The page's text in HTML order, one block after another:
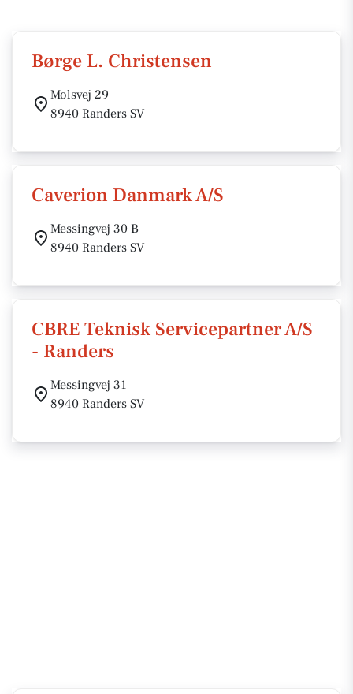
Børge L. Christensen
Molsvej 29
8940 Randers SV
Caverion Danmark A/S
Messingvej 30 B
8940 Randers SV
CBRE Teknisk Servicepartner A/S
- Randers
Messingvej 31
8940 Randers SV